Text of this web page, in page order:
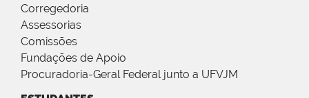
Corregedoria
Assessorias
Comissões
Fundações de Apoio
Procuradoria-Geral Federal junto a UFVJM